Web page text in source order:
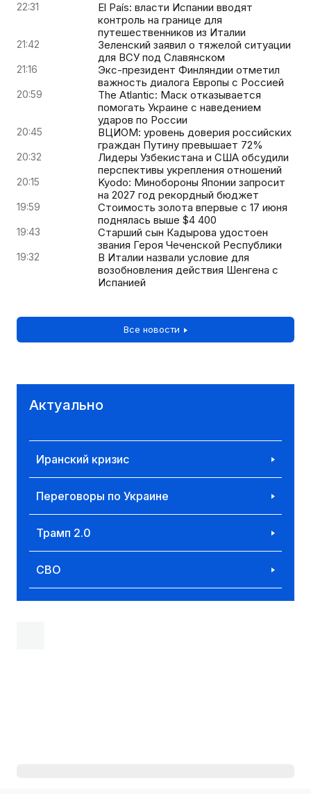
22:31
El País: власти Испании вводят
контроль на границе для
путешественников из Италии
21:42
Зеленский заявил о тяжелой ситуации
для ВСУ под Славянском
21:16
Экс-президент Финляндии отметил
важность диалога Европы с Россией
20:59
The Atlantic: Маск отказывается
помогать Украине с наведением
ударов по России
20:45
ВЦИОМ: уровень доверия российских
граждан Путину превышает 72%
20:32
Лидеры Узбекистана и США обсудили
перспективы укрепления отношений
20:15
Kyodo: Минобороны Японии запросит
на 2027 год рекордный бюджет
19:59
Стоимость золота впервые с 17 июня
поднялась выше $4 400
19:43
Старший сын Кадырова удостоен
звания Героя Чеченской Республики
19:32
В Италии назвали условие для
возобновления действия Шенгена с
Испанией
Все новости
Актуально
Иранский кризис
Переговоры по Украине
Трамп 2.0
СВО